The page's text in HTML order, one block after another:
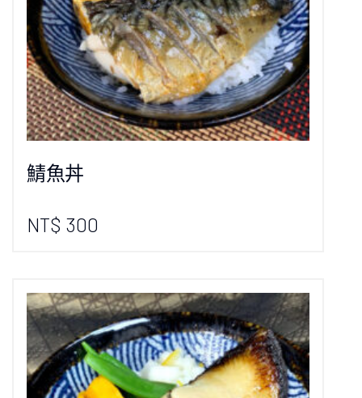
鯖魚丼
NT$ 300